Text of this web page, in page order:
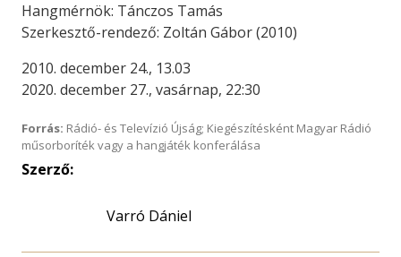
Hangmérnök: Tánczos Tamás
Szerkesztő-rendező: Zoltán Gábor (2010)
2010. december 24., 13.03
2020. december 27., vasárnap, 22:30
Forrás: Rádió- és Televízió Újság; Kiegészítésként Magyar Rádió
műsorboríték vagy a hangjáték konferálása
Szerző:
Varró Dániel